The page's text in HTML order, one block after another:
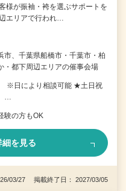
様が振袖・袴を選ぶサポートを
エリアで行われ…
市、千葉県船橋市・千葉市・柏
・都下周辺エリアの催事会場
※日により相談可能 ★土日祝
…
験の方もOK
細を見る
03/27 掲載終了日： 2027/03/05